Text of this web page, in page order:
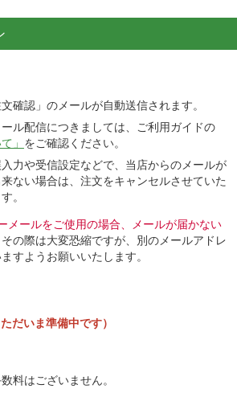
確認」のメールが自動送信されます。
ル配信につきましては、ご利用ガイドの
」 をご確認ください。
力や受信設定などで、当店からのメールが
ない場合は、注文をキャンセルさせていた
。
メールをご使用の場合、メールが届かない
その際は大変恐縮ですが、別のメールアドレ
すようお願いいたします。
ただいま準備中です）
料はございません。